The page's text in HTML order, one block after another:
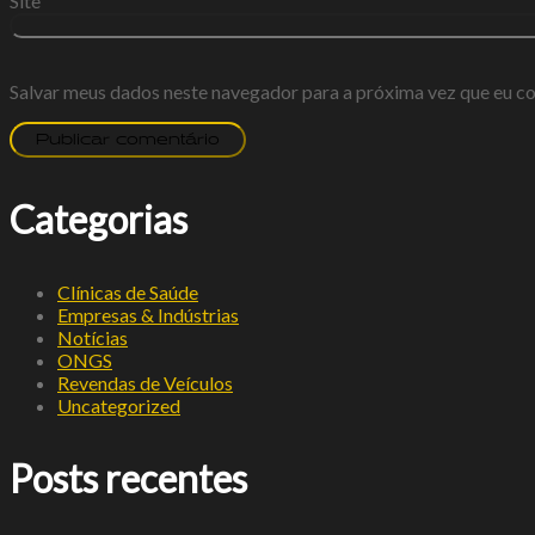
Salvar meus dados neste navegador para a próxima vez que eu
Categorias
Clínicas de Saúde
Empresas & Indústrias
Notícias
ONGS
Revendas de Veículos
Uncategorized
Posts recentes